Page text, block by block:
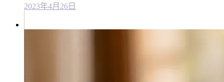
2023年4月26日